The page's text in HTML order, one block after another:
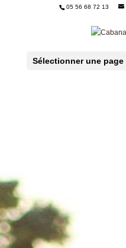
05 56 68 72 13
Sélectionner une page